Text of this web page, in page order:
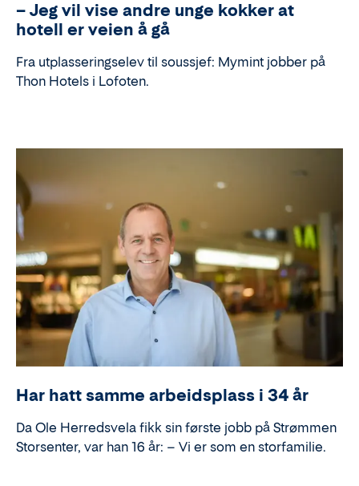
– Jeg vil vise andre unge kokker at
hotell er veien å gå
Fra utplasseringselev til soussjef: Mymint jobber på
Thon Hotels i Lofoten.
Har hatt samme arbeidsplass i 34 år
Da Ole Herredsvela fikk sin første jobb på Strømmen
Storsenter, var han 16 år: – Vi er som en storfamilie.